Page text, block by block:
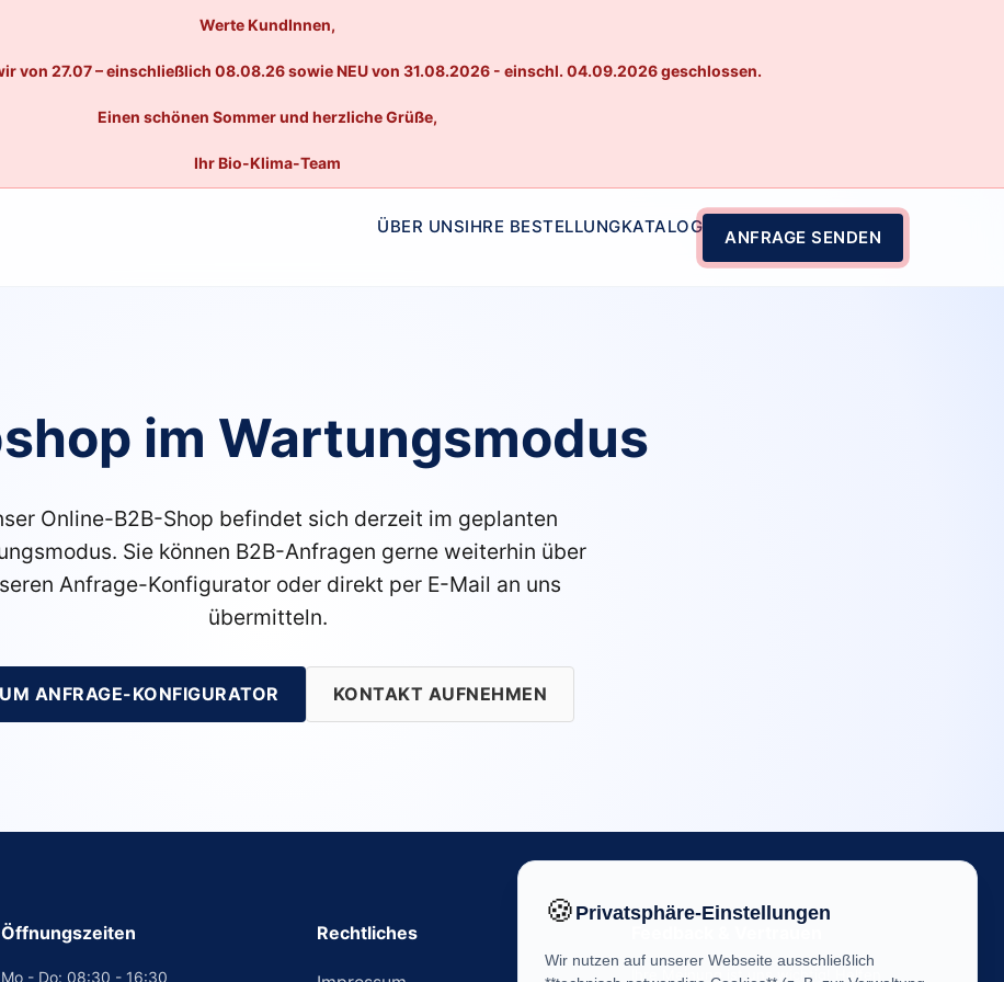
Werte KundInnen,
von 27.07 – einschließlich 08.08.26 sowie NEU von 31.08.2026 - einschl. 04.09.2026 geschlossen.
Einen schönen Sommer und herzliche Grüße,
Ihr Bio-Klima-Team
ÜBER UNSIHRE BESTELLUNGKATALOG
ANFRAGE SENDEN
im Wartungsmodus
Online-B2B-Shop befindet sich derzeit im geplanten
Sie können B2B-Anfragen gerne weiterhin über
Anfrage-Konfigurator oder direkt per E-Mail an uns
übermitteln.
ANFRAGE-KONFIGURATOR KONTAKT AUFNEHMEN
Öffnungszeiten
Mo - Do: 08:30 - 16:30
Rechtliches
Ihre Meinung ist uns wichtig! Helfen
🍪Privatsphäre-Einstellungen
Wir nutzen auf unserer Webseite ausschließlich